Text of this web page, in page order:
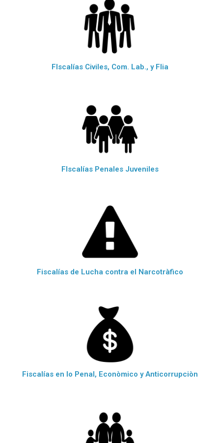
FIscalías Civiles, Com. Lab., y Flia
FIscalías Penales Juveniles
Fiscalías de Lucha contra el Narcotràfico
Fiscalías en lo Penal, Econòmico y Anticorrupciòn